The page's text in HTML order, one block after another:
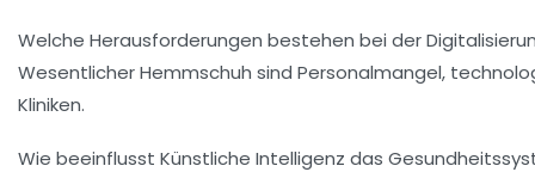
Welche Herausforderungen bestehen bei der
Wesentlicher Hemmschuh sind Personalmangel,
Kliniken.
Wie beeinflusst Künstliche Intelligenz das